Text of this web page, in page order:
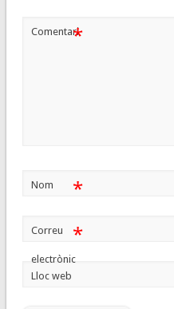
Comentari*
Nom *
Correu
electrònic
*
Lloc web